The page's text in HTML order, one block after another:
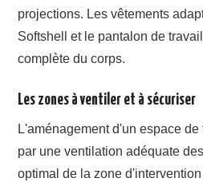
projections. Les vêtements
Softshell et le pantalon de
complète du corps.
Les zones à ventiler et à sécuriser
L'aménagement d'un espace
par une ventilation adéquate
optimal de la zone